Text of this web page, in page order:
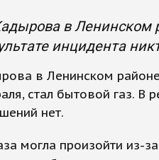
в Ленинском
инцидента
в Ленинском районе
стал бытовой газ. В
нет.
могла произойти из-за